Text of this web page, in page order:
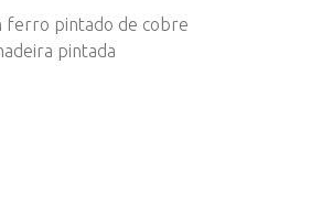
ferro pintado de cobre
pintada